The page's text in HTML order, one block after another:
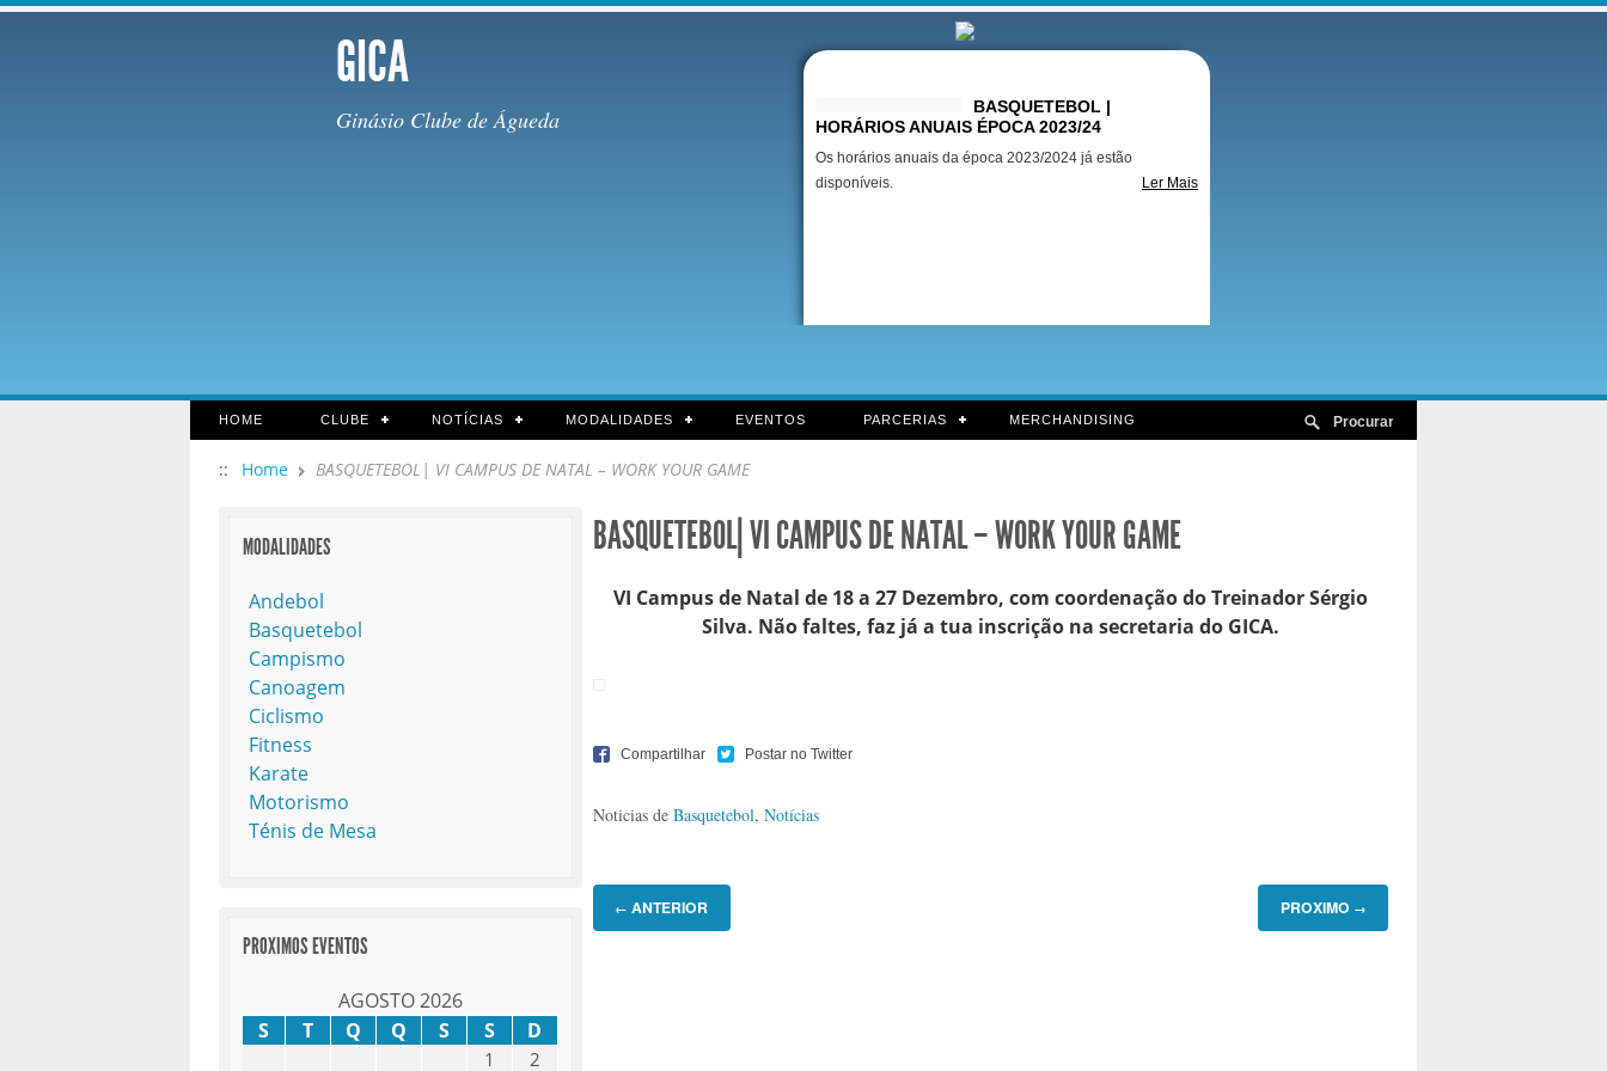
GICA
Ginásio Clube de Águeda
BASQUETEBOL |
HORÁRIOS ANUAIS ÉPOCA 2023/24
Os horários anuais da época 2023/2024 já estão
disponíveis.
Ler Mais
HOME CLUBE NOTÍCIAS MODALIDADES EVENTOS PARCERIAS MERCHANDISING
:: Home BASQUETEBOL| VI CAMPUS DE NATAL – WORK YOUR GAME
BASQUETEBOL| VI CAMPUS DE NATAL – WORK YOUR GAME
VI Campus de Natal de 18 a 27 Dezembro, com coordenação do Treinador Sérgio
Silva. Não faltes, faz já a tua inscrição na secretaria do GICA.
Noticias de Basquetebol, Notícias
← ANTERIOR PROXIMO →
MODALIDADES
Andebol
Basquetebol
Campismo
Canoagem
Ciclismo
Fitness
Karate
Motorismo
Ténis de Mesa
PROXIMOS EVENTOS
AGOSTO 2026
S
T Q Q S S D
1 2